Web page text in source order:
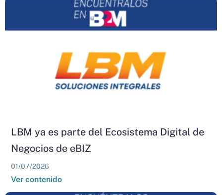
LBM ya es parte del Ecosistema Digital de
Negocios de eBIZ
01/07/2026
Ver contenido